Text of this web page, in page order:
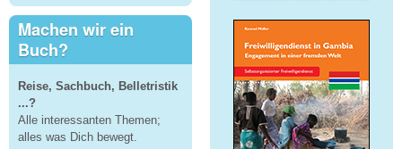
Machen wir ein
Buch?
Reise, Sachbuch, Belletristik
...?
Alle interessanten Themen;
alles was Dich bewegt.